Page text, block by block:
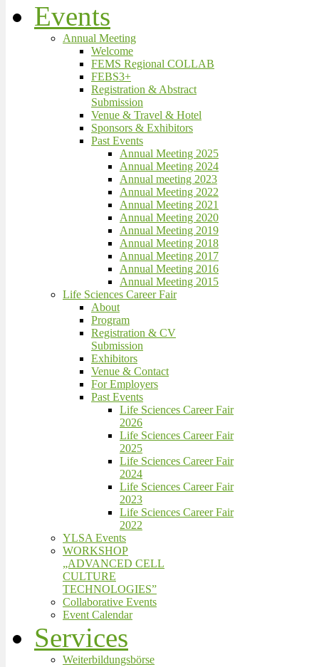
Events
Annual Meeting
Welcome
FEMS Regional COLLAB
FEBS3+
Registration & Abstract
Submission
Venue & Travel & Hotel
Sponsors & Exhibitors
Past Events
Annual Meeting 2025
Annual Meeting 2024
Annual meeting 2023
Annual Meeting 2022
Annual Meeting 2021
Annual Meeting 2020
Annual Meeting 2019
Annual Meeting 2018
Annual Meeting 2017
Annual Meeting 2016
Annual Meeting 2015
Life Sciences Career Fair
About
Program
Registration & CV
Submission
Exhibitors
Venue & Contact
For Employers
Past Events
Life Sciences Career Fair
2026
Life Sciences Career Fair
2025
Life Sciences Career Fair
2024
Life Sciences Career Fair
2023
Life Sciences Career Fair
2022
YLSA Events
WORKSHOP
„ADVANCED CELL
CULTURE
TECHNOLOGIES”
Collaborative Events
Event Calendar
Services
Weiterbildungsbörse